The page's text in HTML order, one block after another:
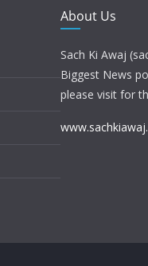
About Us
Sach Ki Awaj
Biggest News
please visit for